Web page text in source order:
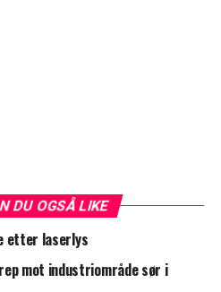
DU OGSÅ LIKE
etter laserlys
mot industriområde sør i